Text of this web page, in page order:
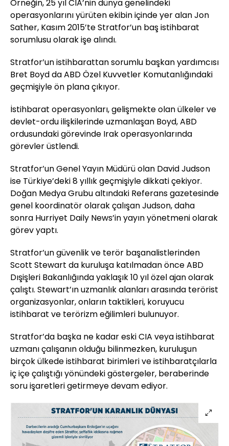
Örneğin, 25 yıl CIA’nin dünya genelindeki
operasyonlarını yürüten ekibin içinde yer alan Jon
Sather, Kasım 2015’te Stratfor’un baş istihbarat
sorumlusu olarak işe alındı.
Stratfor’un istihbarattan sorumlu başkan yardımcısı
Bret Boyd da ABD Özel Kuvvetler Komutanlığındaki
geçmişiyle ön plana çıkıyor.
İstihbarat operasyonları, gelişmekte olan ülkeler ve
devlet-ordu ilişkilerinde uzmanlaşan Boyd, ABD
ordusundaki görevinde Irak operasyonlarında
görevler üstlendi.
Stratfor’un Genel Yayın Müdürü olan David Judson
ise Türkiye’deki 8 yıllık geçmişiyle dikkati çekiyor.
Doğan Medya Grubu altındaki Referans gazetesinde
genel koordinatör olarak çalışan Judson, daha
sonra Hurriyet Daily News’in yayın yönetmeni olarak
görev yaptı.
Stratfor’un güvenlik ve terör başanalistlerinden
Scott Stewart da kuruluşa katılmadan önce ABD
Dışişleri Bakanlığında yaklaşık 10 yıl özel ajan olarak
çalıştı. Stewart’ın uzmanlık alanları arasında terörist
organizasyonlar, onların taktikleri, koruyucu
istihbarat ve terörizm eğilimleri bulunuyor.
Stratfor’da başka ne kadar eski CIA veya istihbarat
uzmanı çalışanın olduğu bilinmezken, kuruluşun
birçok ülkede istihbarat birimleri ve istihbaratçılarla
iç içe çalıştığı yönündeki göstergeler, beraberinde
soru işaretleri getirmeye devam ediyor.